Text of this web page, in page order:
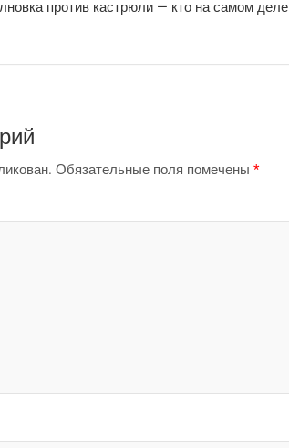
против кастрюли — кто на самом деле
Обязательные поля помечены *